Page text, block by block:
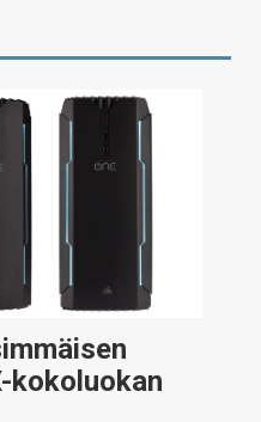
kokoluokan